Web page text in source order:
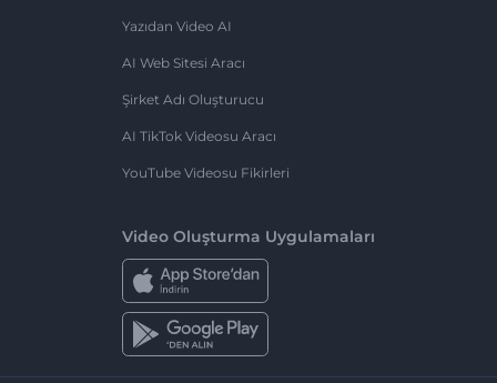
Yazıdan Video AI
AI Web Sitesi Aracı
Şirket Adı Oluşturucu
AI TikTok Videosu Aracı
YouTube Videosu Fikirleri
Video Oluşturma Uygulamaları